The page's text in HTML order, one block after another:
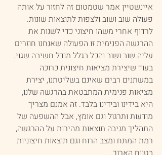
איינשטיין אמר שטמטום זה לחזור על אותה
פעולה שוב ושוב ולצפות לתוצאות שונות.
לרדוף אחרי משהו חיצוני כדי לשנות את
ההרגשה הפנימית זו הפעולה שאנחנו חוזרים
עליה שוב ושוב והכל בגלל מודל חשיבה שגוי.
בעוד שיצירת מציאות חיצונית כרוכה
במשתנים רבים שאינם בשליטתנו, יצירת
מציאות פנימית המתבטאת בהרגשה שלנו,
היא בידינו ובידינו בלבד. זה אמנם מצריך
מודעות ותרגול וגם אומץ, אבל ההשפעה של
התהליך מניבה תוצאות מהירות על ההרגשה,
רמת המתח ומצב הרוח וגם תוצאות חיצוניות